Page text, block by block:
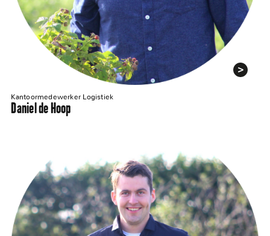
Kantoormedewerker Logistiek
Daniel de Hoop